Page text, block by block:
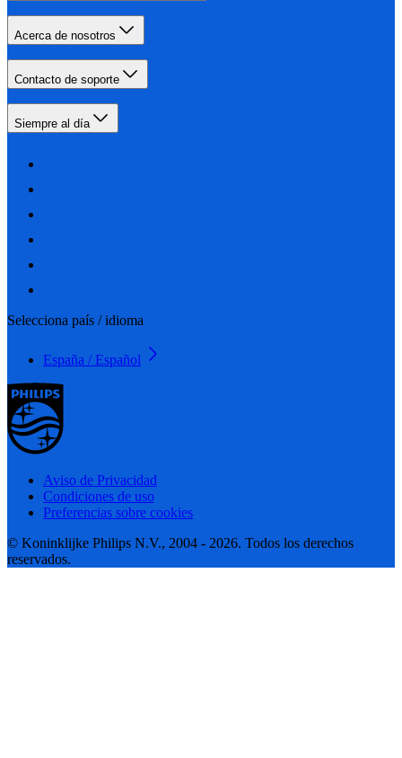
Acerca de nosotros
Contacto de soporte
Siempre al día
Selecciona país / idioma
España / Español
Aviso de Privacidad
Condiciones de uso
Preferencias sobre cookies
© Koninklijke Philips N.V., 2004 - 2026. Todos los derechos
reservados.